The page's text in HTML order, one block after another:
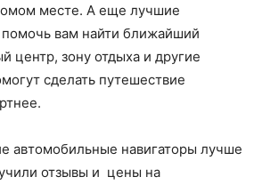
месте. А еще лучшие
помочь вам найти ближайший
центр, зону отдыха и другие
сделать путешествие
автомобильные навигаторы лучше
отзывы и цены на